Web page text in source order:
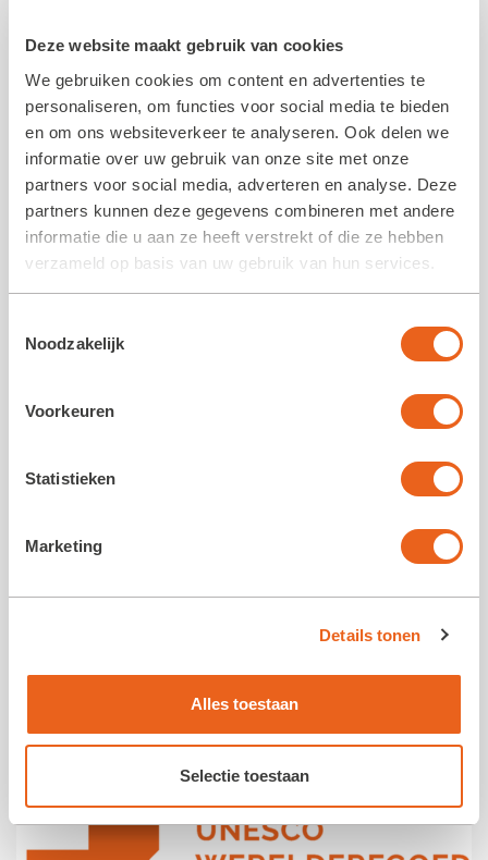
Deze website maakt gebruik van cookies
We gebruiken cookies om content en advertenties te
personaliseren, om functies voor social media te bieden
en om ons websiteverkeer te analyseren. Ook delen we
informatie over uw gebruik van onze site met onze
partners voor social media, adverteren en analyse. Deze
partners kunnen deze gegevens combineren met andere
informatie die u aan ze heeft verstrekt of die ze hebben
verzameld op basis van uw gebruik van hun services.
Noodzakelijk
Voorkeuren
Statistieken
Marketing
Details tonen
Alles toestaan
Selectie toestaan
Opening G.A. van Swieten
30 mei 2026
Gisteren vond de opening van de G.A. van
voorbereiding en maanden hard werken door ons
fantastische bouwteam kunnen vandaag de
eerste gasten worden ontvangen...